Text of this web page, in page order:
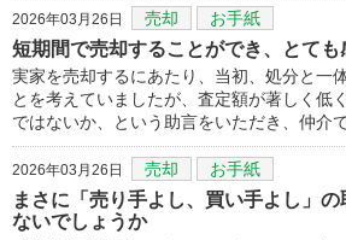
2026年03月26日 売却 お手紙
短期間で売却することができ、とて
実家を売却するにあたり、当初、処分と一
とを考えていましたが、査定額が著しく低
ではないか、という助言をいただき、仲介
2026年03月26日 売却 お手紙
まさに「売り手よし、買い手よし」
ないでしょうか